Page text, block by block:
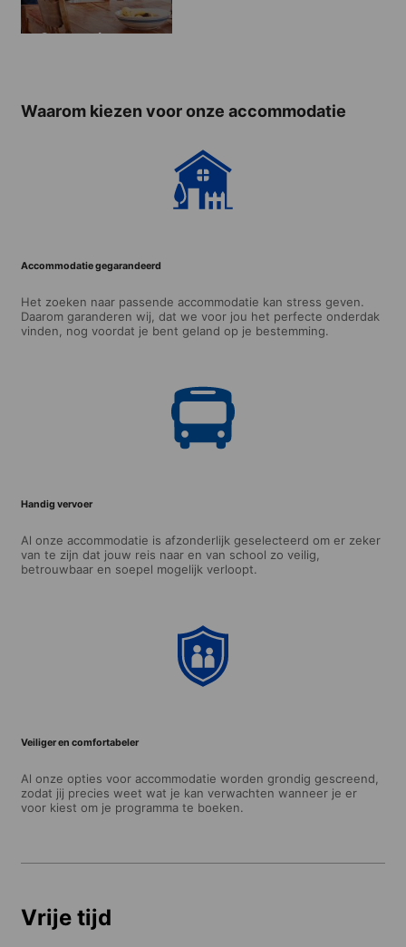
Gastgezin
Waarom kiezen voor onze accommodatie
Accommodatie gegarandeerd
Het zoeken naar passende accommodatie kan stress geven.
Daarom garanderen wij, dat we voor jou het perfecte onderdak
vinden, nog voordat je bent geland op je bestemming.
Handig vervoer
Al onze accommodatie is afzonderlijk geselecteerd om er zeker
van te zijn dat jouw reis naar en van school zo veilig,
betrouwbaar en soepel mogelijk verloopt.
Veiliger en comfortabeler
Al onze opties voor accommodatie worden grondig gescreend,
zodat jij precies weet wat je kan verwachten wanneer je er
voor kiest om je programma te boeken.
Vrije tijd